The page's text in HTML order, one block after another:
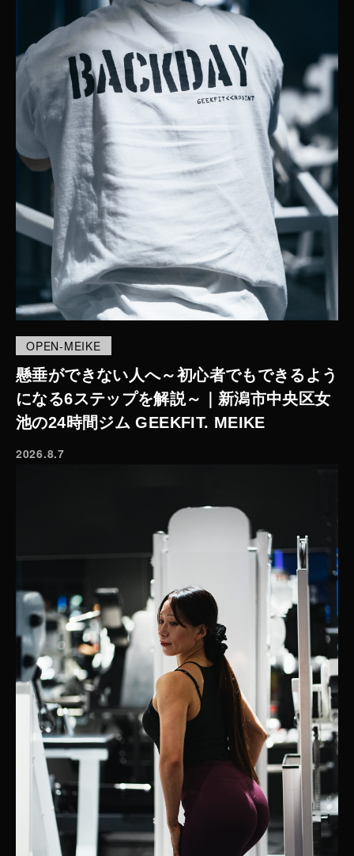
OPEN-MEIKE
懸垂ができない人へ～初心者でもできるよう
になる6ステップを解説～｜新潟市中央区女
池の24時間ジム GEEKFIT. MEIKE
2026.8.7